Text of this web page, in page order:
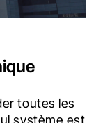
toutes les
système est